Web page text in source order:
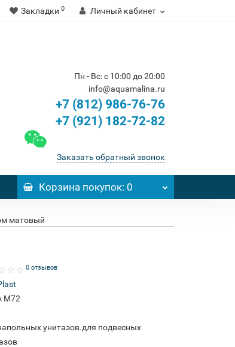
Закладки 0 Личный кабинет
Пн - Вс: с 10:00 до 20:00
info@aquamalina.ru
+7 (812) 986-76-76
+7 (921) 182-72-82
Заказать обратный звонок
Корзинапокупок: 0
матовый
0 отзывов
M72
унитазов.для подвесных